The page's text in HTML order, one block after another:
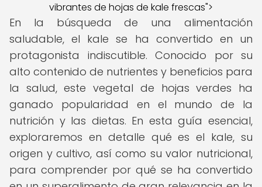
vibrantes de hojas de kale frescas">
En la búsqueda de una alimentación
saludable, el kale se ha convertido en un
protagonista indiscutible. Conocido por su
alto contenido de nutrientes y beneficios para
la salud, este vegetal de hojas verdes ha
ganado popularidad en el mundo de la
nutrición y las dietas. En esta guía esencial,
exploraremos en detalle qué es el kale, su
origen y cultivo, así como su valor nutricional,
para comprender por qué se ha convertido